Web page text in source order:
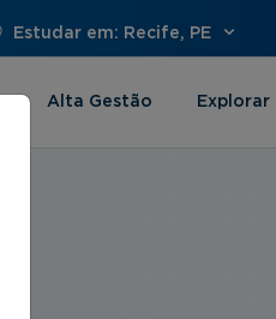
Estudar em: Recife, PE
Alta Gestão Explorar